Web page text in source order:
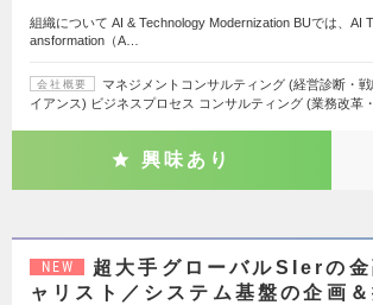
組織について AI & Technology Modernization BUでは、AI
ansformation（A…
会社概要
マネジメントコンサルティング (経営診断・
イアンス) ビジネスプロセス コンサルティング (業務改革
興味あり
NEW
超大手グローバルSIerの
ャリスト／システム基盤の企画